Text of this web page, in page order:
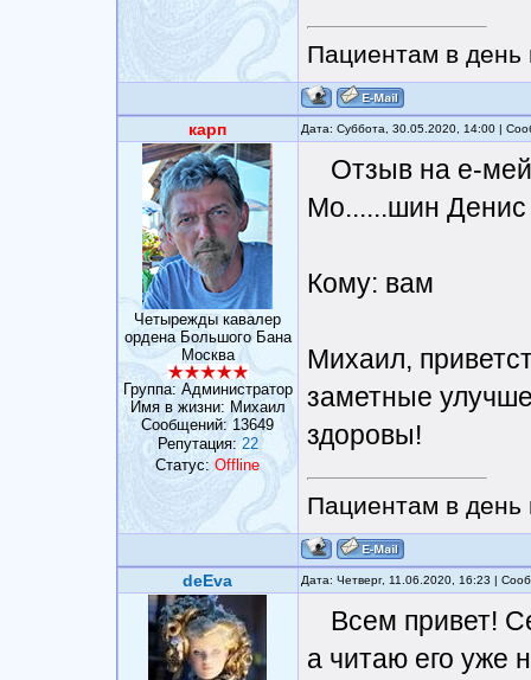
Пациентам в день
карп Дата: Суббота, 30.05.2020, 14:00 |
Четырежды кавалер
ордена Большого Бана
Москва
Группа: Администратор
Имя в жизни: Михаил
Сообщений:13649
Репутация: 22
Статус: Offline
Отзыв на е-
Мо......шин
Кому: вам
Михаил,
заметные
здоровы!
Пациентам в день
deEva Дата: Четверг, 11.06.2020, 16:23 |
Всем привет!
а читаю его уже